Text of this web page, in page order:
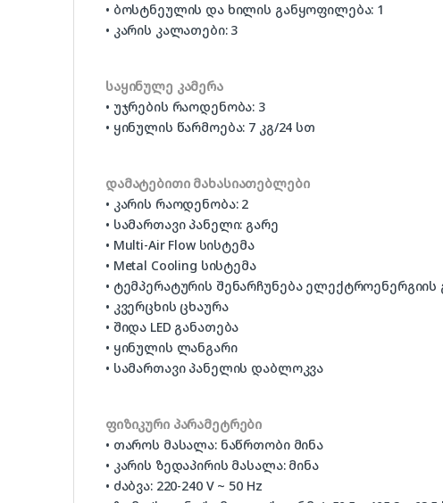
• ბოსტნეულის და ხილის განყოფილება: 1
• კარის კალათები: 3
საყინულე კამერა
• უჯრების რაოდენობა: 3
• ყინულის წარმოება: 7 კგ/24 სთ
დამატებითი მახასიათებლები
• კარის რაოდენობა: 2
• სამართავი პანელი: გარე
• Multi-Air Flow სისტემა
• Metal Cooling სისტემა
• ტემპერატურის შენარჩუნება ელექტროენერგიის
• კვერცხის ცხაურა
• შიდა LED განათება
• ყინულის ლანგარი
• სამართავი პანელის დაბლოკვა
ფიზიკური პარამეტრები
• თაროს მასალა: ნაწრთობი მინა
• კარის ზედაპირის მასალა: მინა
• ძაბვა: 220-240 V ~ 50 Hz